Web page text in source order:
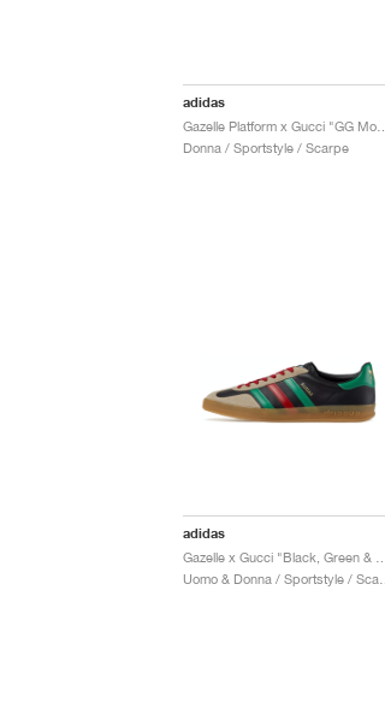
adidas
Donna / Sportstyle / Scarpe
adidas